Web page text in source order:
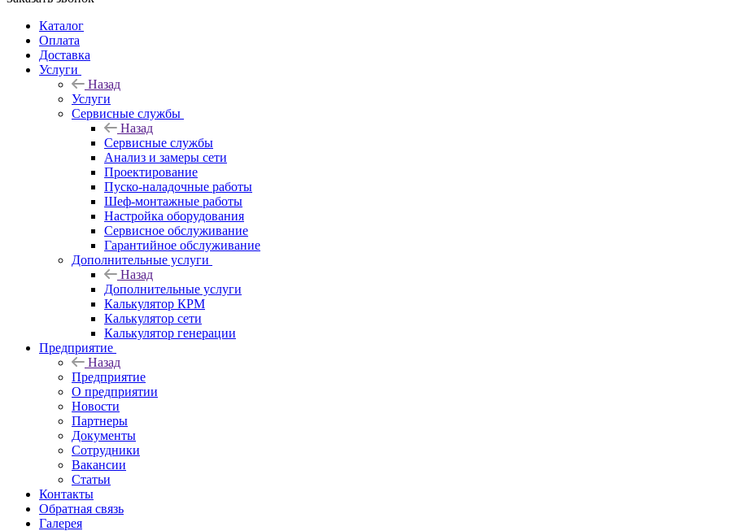
Каталог
Оплата
Доставка
Услуги
Назад
Услуги
Сервисные службы
Назад
Сервисные службы
Анализ и замеры сети
Проектирование
Пуско-наладочные работы
Шеф-монтажные работы
Настройка оборудования
Сервисное обслуживание
Гарантийное обслуживание
Дополнительные услуги
Назад
Дополнительные услуги
Калькулятор КРМ
Калькулятор сети
Калькулятор генерации
Предприятие
Назад
Предприятие
О предприятии
Новости
Партнеры
Документы
Сотрудники
Вакансии
Статьи
Контакты
Обратная связь
Галерея